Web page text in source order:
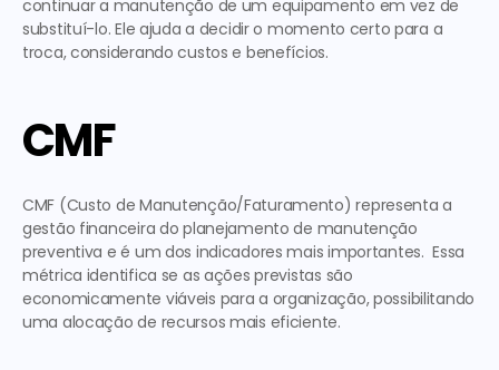
continuar a manutenção de um equipamento em vez de
substituí-lo. Ele ajuda a decidir o momento certo para a
troca, considerando custos e benefícios.
CMF
CMF (Custo de Manutenção/Faturamento) representa a
gestão financeira do planejamento de manutenção
preventiva e é um dos indicadores mais importantes.  Essa
métrica identifica se as ações previstas são
economicamente viáveis para a organização, possibilitando
uma alocação de recursos mais eficiente.